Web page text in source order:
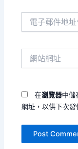
在瀏覽器中儲
網址，以供下次發